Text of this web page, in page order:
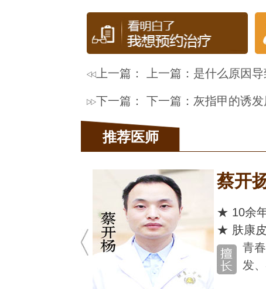
上一篇： 上一篇： 是什么原因导
下一篇： 下一篇： 灰指甲的诱
推荐医师
蔡开扬皮肤科主任
★ 10余年皮肤科临床经验
★ 肤康皮肤病坐诊医生
青春痘、荨麻疹、 湿疹、皮
发、毛囊炎、顽固性皮肤